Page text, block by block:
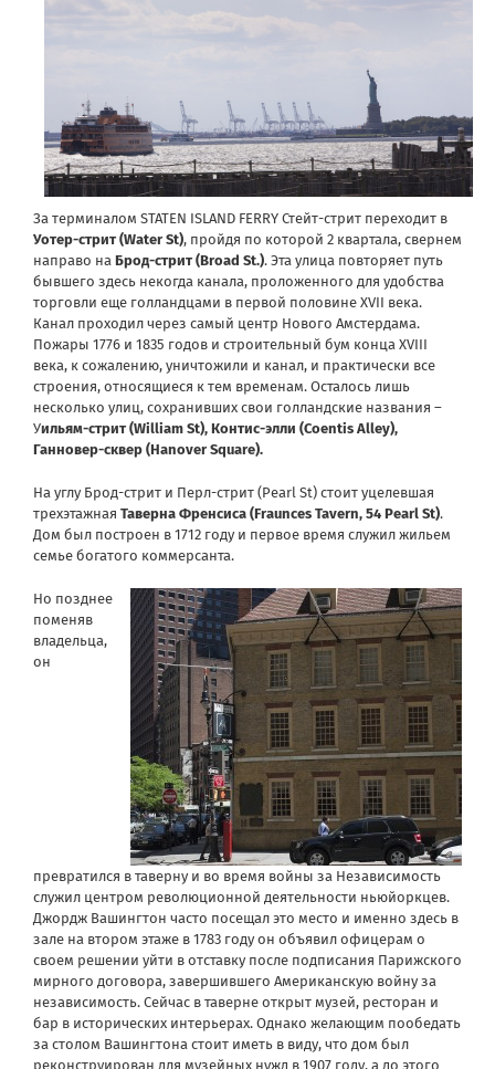
За терминалом STATEN ISLAND FERRY Стейт-стрит переходит в
Уотер-стрит (Water St), пройдя по которой 2 квартала, свернем
направо на Брод-стрит (Broad St.). Эта улица повторяет путь
бывшего здесь некогда канала, проложенного для удобства
торговли еще голландцами в первой половине XVII века.
Канал проходил через самый центр Нового Амстердама.
Пожары 1776 и 1835 годов и строительный бум конца XVIII
века, к сожалению, уничтожили и канал, и практически все
строения, относящиеся к тем временам. Осталось лишь
несколько улиц, сохранивших свои голландские названия –
Уильям-стрит (William St), Контис-элли (Coentis Alley),
Ганновер-сквер (Hanover Square).
На углу Брод-стрит и Перл-стрит (Pearl St) стоит уцелевшая
трехэтажная Таверна Френсиса (Fraunces Tavern, 54 Pearl St).
Дом был построен в 1712 году и первое время служил жильем
семье богатого коммерсанта.
Но позднее
поменяв
владельца,
он
превратился в таверну и во время войны за Независимость
служил центром революционной деятельности ньюйоркцев.
Джордж Вашингтон часто посещал это место и именно здесь в
зале на втором этаже в 1783 году он объявил офицерам о
своем решении уйти в отставку после подписания Парижского
мирного договора, завершившего Американскую войну за
независимость. Сейчас в таверне открыт музей, ресторан и
бар в исторических интерьерах. Однако желающим пообедать
за столом Вашингтона стоит иметь в виду, что дом был
реконструирован для музейных нужд в 1907 году, а до этого